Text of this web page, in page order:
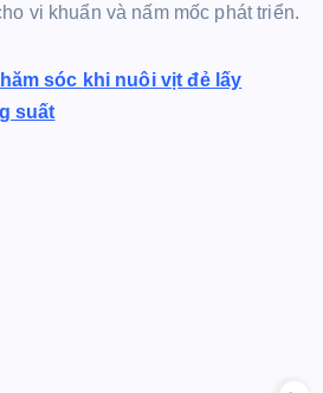
vi khuẩn và nấm mốc phát triển.
sóc khi nuôi vịt đẻ lấy
suất